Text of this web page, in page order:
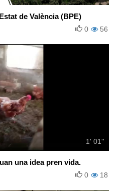
de València (BPE)
56
0
1' 01''
una idea pren vida.
18
0